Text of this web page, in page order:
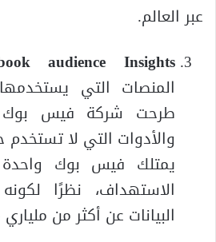
عبر العالم.
audience Insights:
المنصات التي
طرحت شركة فيس
والأدوات التي لا تستخدم
يمتلك فيس بوك
الاستهداف، نظرًا
البيانات عن أكثر من